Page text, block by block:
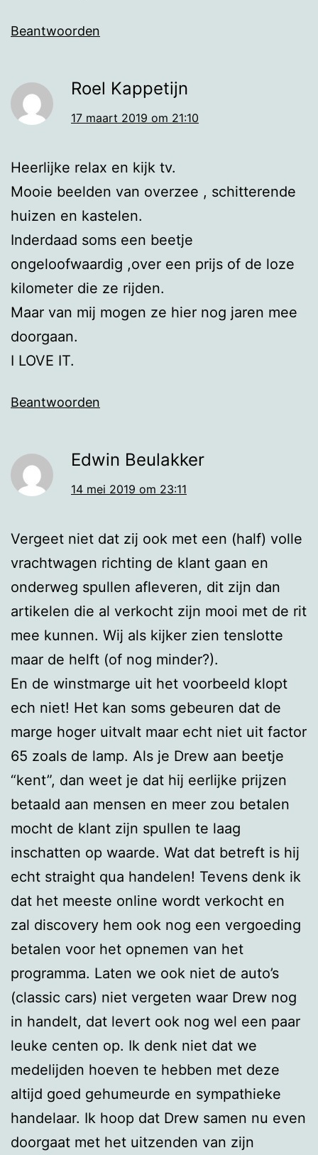
Beantwoorden
Roel Kappetijn
17 maart 2019 om 21:10
Heerlijke relax en kijk tv.
Mooie beelden van overzee , schitterende
huizen en kastelen.
Inderdaad soms een beetje
ongeloofwaardig ,over een prijs of de loze
kilometer die ze rijden.
Maar van mij mogen ze hier nog jaren mee
doorgaan.
I LOVE IT.
Beantwoorden
Edwin Beulakker
14 mei 2019 om 23:11
Vergeet niet dat zij ook met een (half) volle
vrachtwagen richting de klant gaan en
onderweg spullen afleveren, dit zijn dan
artikelen die al verkocht zijn mooi met de rit
mee kunnen. Wij als kijker zien tenslotte
maar de helft (of nog minder?).
En de winstmarge uit het voorbeeld klopt
ech niet! Het kan soms gebeuren dat de
marge hoger uitvalt maar echt niet uit factor
65 zoals de lamp. Als je Drew aan beetje
“kent”, dan weet je dat hij eerlijke prijzen
betaald aan mensen en meer zou betalen
mocht de klant zijn spullen te laag
inschatten op waarde. Wat dat betreft is hij
echt straight qua handelen! Tevens denk ik
dat het meeste online wordt verkocht en
zal discovery hem ook nog een vergoeding
betalen voor het opnemen van het
programma. Laten we ook niet de auto’s
(classic cars) niet vergeten waar Drew nog
in handelt, dat levert ook nog wel een paar
leuke centen op. Ik denk niet dat we
medelijden hoeven te hebben met deze
altijd goed gehumeurde en sympathieke
handelaar. Ik hoop dat Drew samen nu even
doorgaat met het uitzenden van zijn